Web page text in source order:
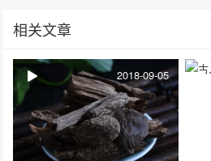
相关文章
2018-09-05